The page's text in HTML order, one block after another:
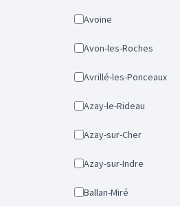
Avoine
Avon-les-Roches
Avrillé-les-Ponceaux
Azay-le-Rideau
Azay-sur-Cher
Azay-sur-Indre
Ballan-Miré